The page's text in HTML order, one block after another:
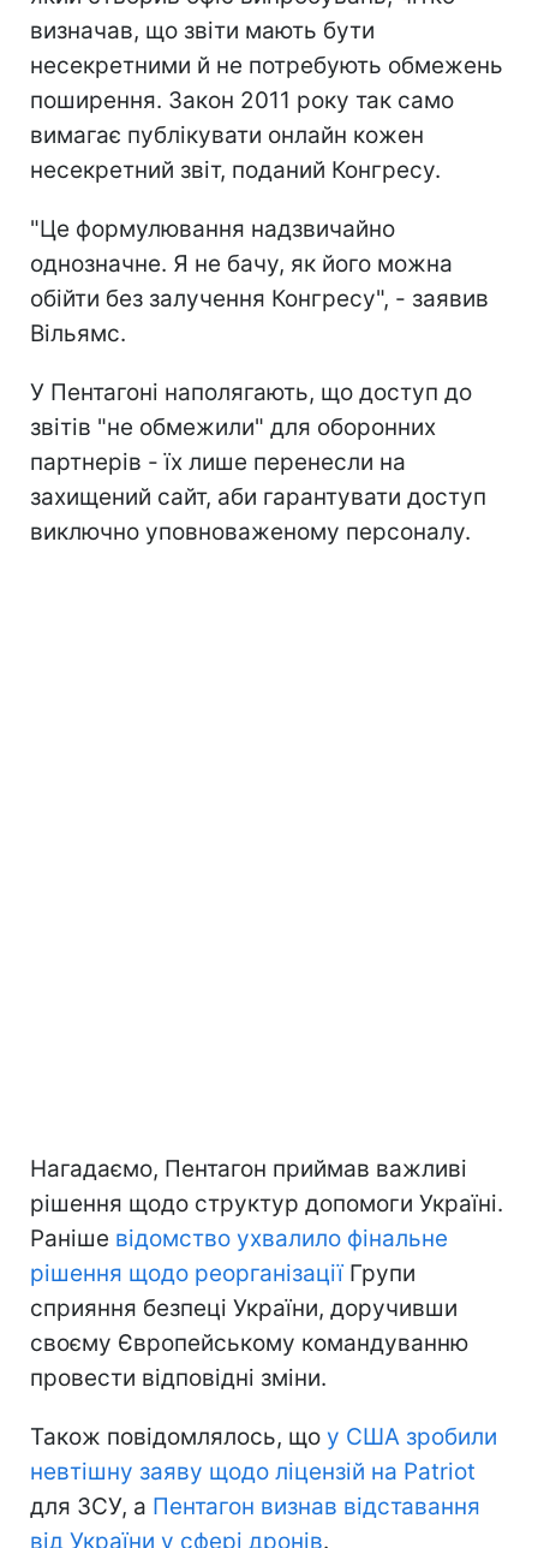
визначав, що звіти мають бути
несекретними й не потребують обмежень
поширення. Закон 2011 року так само
вимагає публікувати онлайн кожен
несекретний звіт, поданий Конгресу.
"Це формулювання надзвичайно
однозначне. Я не бачу, як його можна
обійти без залучення Конгресу", - заявив
Вільямс.
У Пентагоні наполягають, що доступ до
звітів "не обмежили" для оборонних
партнерів - їх лише перенесли на
захищений сайт, аби гарантувати доступ
виключно уповноваженому персоналу.
Нагадаємо, Пентагон приймав важливі
рішення щодо структур допомоги Україні.
Раніше відомство ухвалило фінальне
рішення щодо реорганізаціїГрупи
сприяння безпеці України, доручивши
своєму Європейському командуванню
провести відповідні зміни.
Також повідомлялось, що у США зробили
невтішну заяву щодо ліцензій на Patriot
для ЗСУ, а Пентагон визнав відставання
від України у сфері дронів.